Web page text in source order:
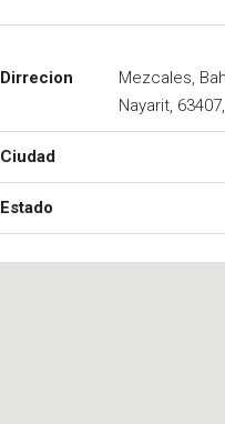
Dirrecion
Mezcales,
Nayarit,
Ciudad
Estado